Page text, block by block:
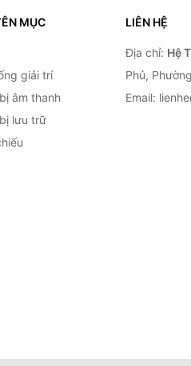
MỤC
giải trí
âm thanh
lưu trữ
LIÊN HỆ
Địa chỉ: Hệ
Phủ,
Email: